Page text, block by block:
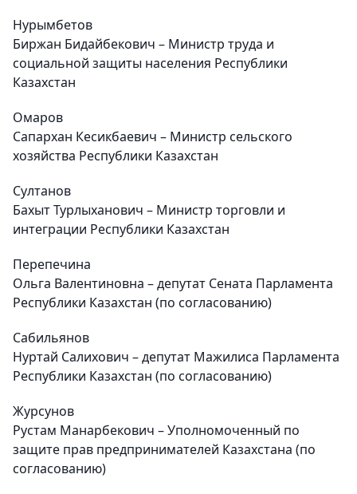
Нурымбетов
Биржан Бидайбекович – Министр труда и
социальной защиты населения Республики
Казахстан
Омаров
Сапархан Кесикбаевич – Министр сельского
хозяйства Республики Казахстан
Султанов
Бахыт Турлыханович – Министр торговли и
интеграции Республики Казахстан
Перепечина
Ольга Валентиновна – депутат Сената Парламента
Республики Казахстан (по согласованию)
Сабильянов
Нуртай Салихович – депутат Мажилиса Парламента
Республики Казахстан (по согласованию)
Журсунов
Рустам Манарбекович – Уполномоченный по
защите прав предпринимателей Казахстана (по
согласованию)